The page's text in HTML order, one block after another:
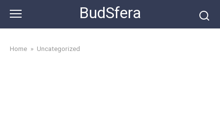
content
BudSfera
Home » Uncategorized